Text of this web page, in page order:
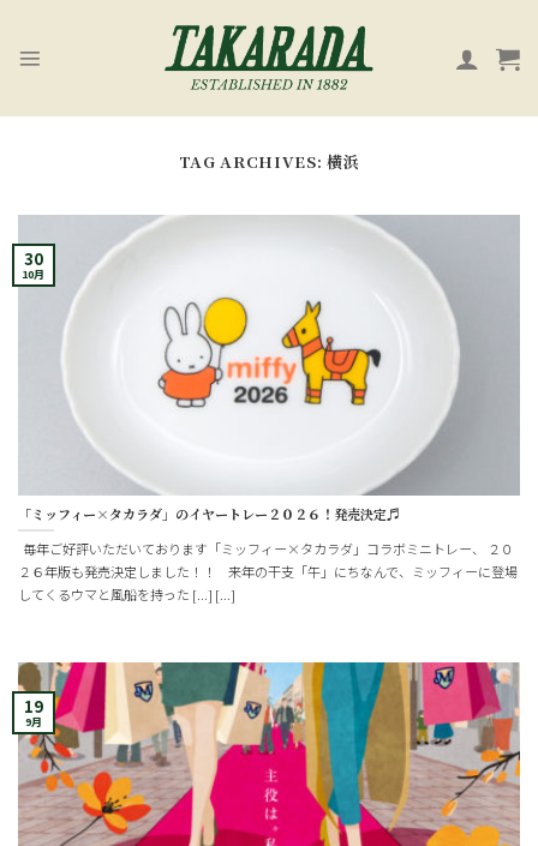
content
TAG ARCHIVES: 横浜
「ミッフィー×タカラダ」のイヤートレー２０２６！発売決定♬
毎年ご好評いただいております「ミッフィー×タカラダ」コラボミニトレー、 ２０
２６年版も発売決定しました！！ 来年の干支「午」にちなんで、ミッフィーに登場
してくるウマと風船を持った [...] [...]
30
10月
19
9月